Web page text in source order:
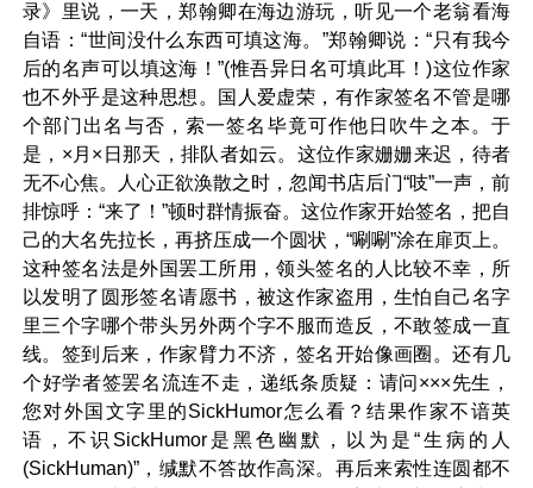
录》里说，一天，郑翰卿在海边游玩，听见一个老翁看海
自语：“世间没什么东西可填这海。”郑翰卿说：“只有我今
后的名声可以填这海！”(惟吾异日名可填此耳！)这位作家
也不外乎是这种思想。国人爱虚荣，有作家签名不管是哪
个部门出名与否，索一签名毕竟可作他日吹牛之本。于
是，×月×日那天，排队者如云。这位作家姗姗来迟，待者
无不心焦。人心正欲涣散之时，忽闻书店后门“吱”一声，前
排惊呼：“来了！”顿时群情振奋。这位作家开始签名，把自
己的大名先拉长，再挤压成一个圆状，“唰唰”涂在扉页上。
这种签名法是外国罢工所用，领头签名的人比较不幸，所
以发明了圆形签名请愿书，被这作家盗用，生怕自己名字
里三个字哪个带头另外两个字不服而造反，不敢签成一直
线。签到后来，作家臂力不济，签名开始像画圈。还有几
个好学者签罢名流连不走，递纸条质疑：请问×××先生，
您对外国文字里的SickHumor怎么看？结果作家不谙英
语，不识SickHumor是黑色幽默，以为是“生病的人
(SickHuman)”，缄默不答故作高深。再后来索性连圆都不